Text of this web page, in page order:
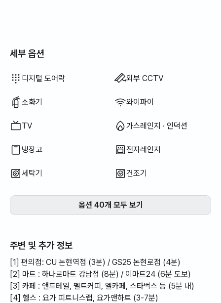
세부 옵션
디지털 도어락 외부 CCTV
소화기 와이파이
TV 가스레인지 · 인덕션
냉장고 전자레인지
세탁기 건조기
침구류 제공
에어컨
보일러 (도시가스)
식탁 및 의자
옷장
소파
사무용 책상
이용 불가:
열쇠 잠금 장치
이용 불가:
경비실 · 경비원
이용 불가:
공용 가스레인지 · 인덕션
이용 불가:
공용 냉장고
이용 불가:
공용 전자레인지
이용 불가:
공용 세탁기
이용 불가:
공용 건조기
이용 불가:
추가 침구류 가능
욕조
비데
드라이기
토퍼 · 접이식 매트리스
암막 커튼
식기 세정제
음식물 쓰레기 봉투
쓰레기 봉투
행주
수세미
청소기
전기 주전자
조리 도구 (도마, 칼, 가위 등)
냄비 · 후라이팬
기본 식기 (그릇, 컵 등)
엘리베이터
자쿠지 · 히노끼탕
행거
좌식 식탁
소파베드
전기보일러
빨래 건조대
다리미
이용 불가: 필터 샤워기
이용 불가: 바디워시
이용 불가: 샴푸 · 린스
이용 불가: 비누
이용 불가: 화장지
이용 불가: 칫솔
이용 불가: 치약
이용 불가: 수건
이용 불가: 블라인드
이용 불가: 빗자루
이용 불가: 세탁 세제
이용 불가: 섬유 유연제
이용 불가: 전기 밥솥
이용 불가: 야외 바베큐 시설
이용 불가: 무료 피트니스
이용 불가: 수영장
이용 불가: 무료 공용 사우나
이용 불가: 스파 · 월풀
이용 불가: 테라스
이용 불가: 선풍기
이용 불가: 기름(등유) 난방
이용 불가: LPG 가스
이용 불가: 신재생 에너지
이용 불가: 빔프로젝터
이용 불가: 유선 인터넷
이용 불가: 세탁건조기 일체형
옵션 40개 모두 보기
주변 및 추가 정보
[1] 편의점: CU 논현역점 (3분) / GS25 논현로점 (4분)
[2] 마트 : 하나로마트 강남점 (8분) / 이마트24 (6분 도보)
[3] 카페 : 앤드테일, 펠트커피, 엘카페, 스타벅스 등 (5분 내)
[4] 헬스 : 요가 피트니스랩, 요가앤하트 (3-7분)